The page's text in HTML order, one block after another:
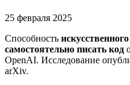
25 февраля 2025
Способность
самостоятельно писать код
OpenAI. Исследование
arXiv.